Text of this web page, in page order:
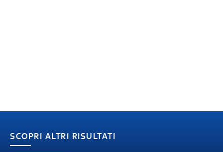
SCOPRI ALTRI RISULTATI